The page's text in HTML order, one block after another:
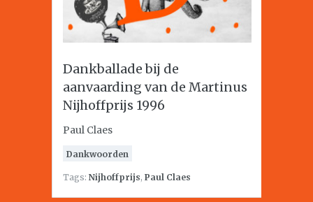
Dankballade bij de
aanvaarding van de Martinus
Nijhoffprijs 1996
Paul Claes
Dankwoorden
Tags: Nijhoffprijs, Paul Claes